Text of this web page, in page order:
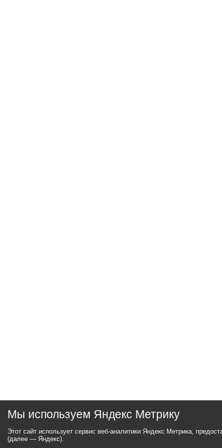
Мы используем Яндекс Метрику
Этот сайт использует сервис веб-аналитики Яндекс Метрика,
(далее — Яндекс).